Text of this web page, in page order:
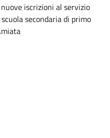
iscrizioni al servizio
secondaria di primo